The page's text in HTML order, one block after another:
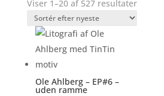
Viser 1–20 af 527 resultaterSorteret
Ole Ahlberg – EP#6 –
uden ramme